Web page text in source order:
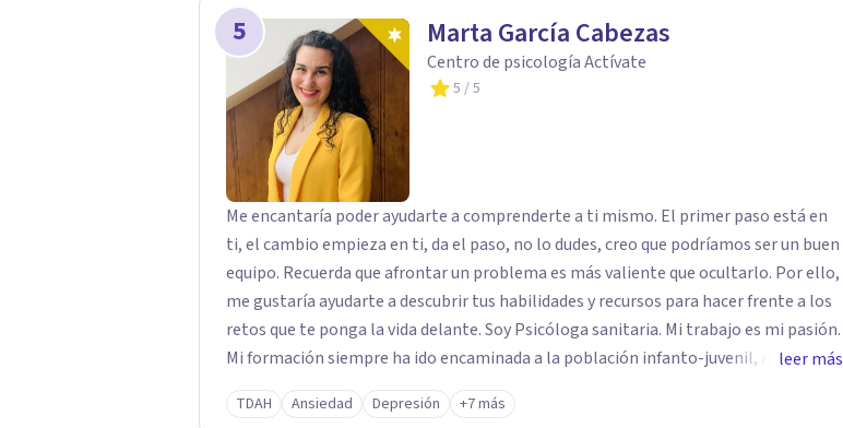
las personas que los sufren. Me refiero a episodios de humillación, abandono,
relaciones conflictivas, falta de cuidado de los padres en las necesidades de los
hijos y otros similares.
5 Marta García Cabezas
Centro de psicología Actívate
5 / 5
Me encantaría poder ayudarte a comprenderte a ti mismo. El primer paso está en
ti, el cambio empieza en ti, da el paso, no lo dudes, creo que podríamos ser un buen
equipo. Recuerda que afrontar un problema es más valiente que ocultarlo. Por ello,
me gustaría ayudarte a descubrir tus habilidades y recursos para hacer frente a los
retos que te ponga la vida delante. Soy Psicóloga sanitaria. Mi trabajo es mi pasión.
Mi formación siempre ha ido encaminada a la población infanto-juvenil, Adultos,
familias y parejas, y en trauma, desde una perspectiva de terapia breve y centrada
en soluciones. Además, utilizando la realidad virtual como forma de apoyo, técnica
leer más
TDAH Ansiedad Depresión +7 más